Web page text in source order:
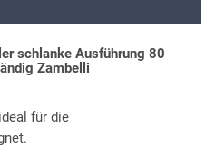
schlanke Ausführung 80
Zambelli
für die